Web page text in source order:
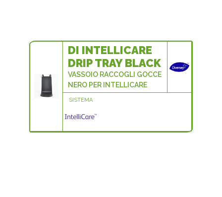
DI INTELLICARE
DRIP TRAY BLACK
VASSOIO RACCOGLI GOCCE
NERO PER INTELLICARE
SISTEMA